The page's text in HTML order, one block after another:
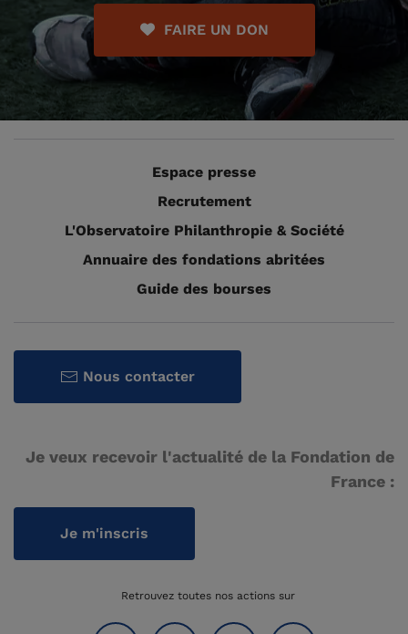
FAIRE UN DON
Espace presse
Recrutement
L'Observatoire Philanthropie & Société
Annuaire des fondations abritées
Guide des bourses
Nous contacter
Je veux recevoir l'actualité de la Fondation de
France :
Je m'inscris
Retrouvez toutes nos actions sur